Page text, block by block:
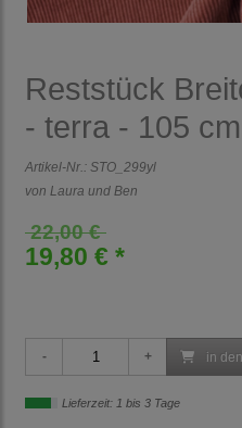
Reststück
- terra - 105 cm
Artikel-Nr.: STO_299yl
von Laura und Ben
22,00 €
19,80 € *
in
Lieferzeit: 1 bis 3 Tage